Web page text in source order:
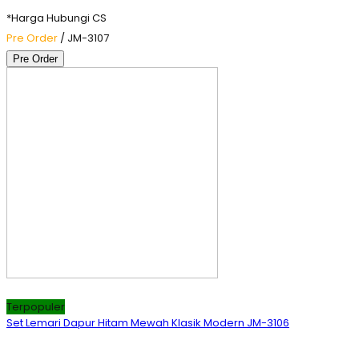
*Harga Hubungi CS
Pre Order / JM-3107
Pre Order
Terpopuler
Set Lemari Dapur Hitam Mewah Klasik Modern JM-3106